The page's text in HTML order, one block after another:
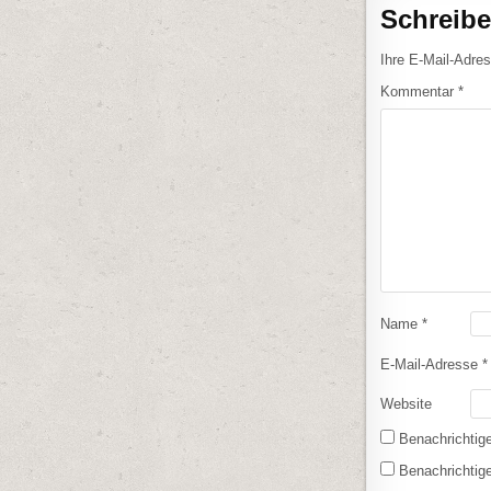
Ihre E-Mail-
Kommentar*
Name*
E-Mail-Adresse*
Website